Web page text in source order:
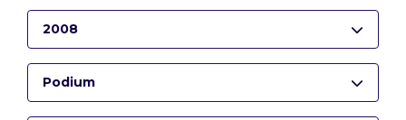
2008
Podium